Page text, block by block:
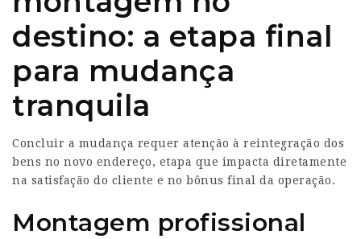
destino: a etapa final
para mudança
tranquila
Concluir a mudança requer atenção à reintegração dos
bens no novo endereço, etapa que impacta diretamente
na satisfação do cliente e no bônus final da operação.
Montagem profissional